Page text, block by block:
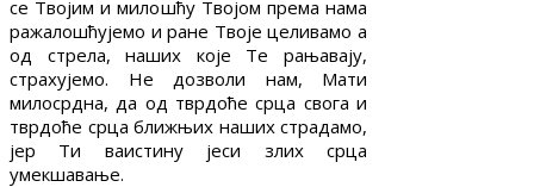
се Твојим и милошћу Твојом према нама
ражалошћујемо и ране Твоје целивамо а
од стрела, наших које Те рањавају,
страхујемо. Не дозволи нам, Мати
милосрдна, да од тврдоће срца свога и
тврдоће срца ближњих наших страдамо,
јер Ти ваистину јеси злих срца
умекшавање.